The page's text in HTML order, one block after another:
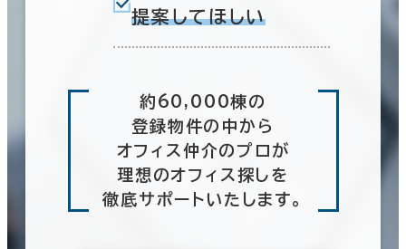
提案してほしい
約60,000棟の
登録物件の中から
オフィス仲介のプロが
理想のオフィス探しを
徹底サポートいたします。